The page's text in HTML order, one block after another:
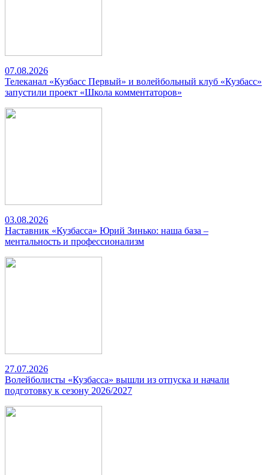
07.08.2026
Телеканал «Кузбасс Первый» и волейбольный клуб «Кузбасс»
запустили проект «Школа комментаторов»
03.08.2026
Наставник «Кузбасса» Юрий Зинько: наша база –
ментальность и профессионализм
27.07.2026
Волейболисты «Кузбасса» вышли из отпуска и начали
подготовку к сезону 2026/2027